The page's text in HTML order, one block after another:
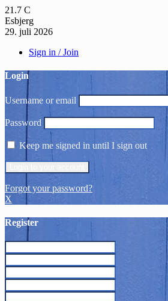
21.7 C
Esbjerg
29. juli 2026
Sign in / Join
Login
Username or email
Password
Keep me signed in until I sign out
Forgot your password?
X
Register